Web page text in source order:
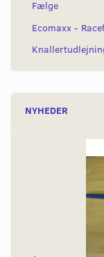
Fælge
Ecomaxx -
NYHEDER